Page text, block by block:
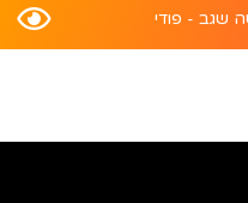
שגב - פודי